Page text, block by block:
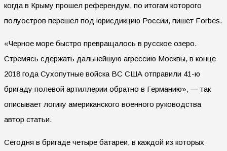
когда в Крыму прошел референдум, по итогам которого
полуостров перешел под юрисдикцию России, пишет Forbes.
«Черное море быстро превращалось в русское озеро.
Стремясь сдержать дальнейшую агрессию Москвы, в конце
2018 года Сухопутные войска ВС США отправили 41-ю
бригаду полевой артиллерии обратно в Германию», — так
описывает логику американского военного руководства
автор статьи.
Сегодня в бригаде четыре батареи, в каждой из которых